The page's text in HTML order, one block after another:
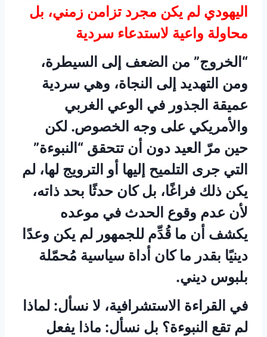
اليهودي لم يكن مجرد تزامن زمني، بل
محاولة واعية لاستدعاء سردية
“الخروج” من الضعف إلى السيطرة،
ومن التهديد إلى النجاة، وهي سردية
عميقة الجذور في الوعي الغربي
والأمريكي على وجه الخصوص. لكن
حين مرّ العيد دون أن تتحقق “النبوءة”
التي جرى التلميح إليها أو الترويج لها، لم
يكن ذلك فراغًا، بل كان حدثًا بحد ذاته،
لأن عدم وقوع الحدث في موعده
يكشف أن ما قُدِّم للجمهور لم يكن وعدًا
دينيًا بقدر ما كان أداة سياسية مُحمّلة
بلبوس ديني.
في القراءة الاستشرافية، لا نسأل: لماذا
لم تقع النبوءة؟ بل نسأل: ماذا يفعل